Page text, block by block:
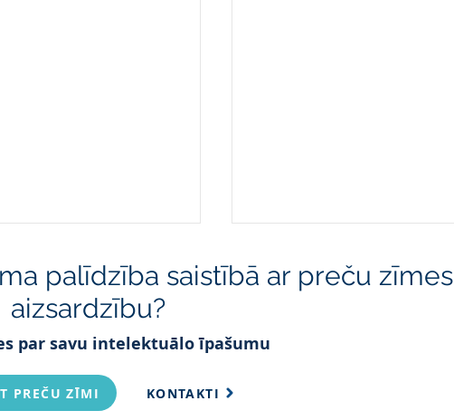
zīmes reģistrācija
palīdzība saistībā ar preču zīmes
aizsardzību?
par savu intelektuālo īpašumu
PREČU ZĪMI KONTAKTI